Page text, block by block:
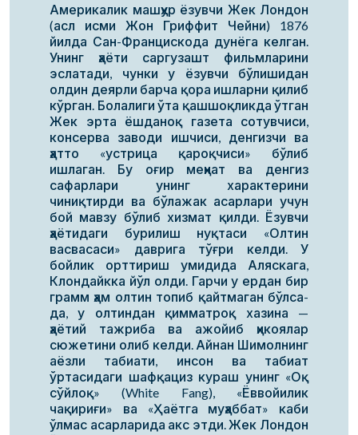
Америкалик машҳур ёзувчи Жек Лондон
(асл исми Жон Гриффит Чейни) 1876
йилда Сан-Францискода дунёга келган.
Унинг ҳаёти саргузашт фильмларини
эслатади, чунки у ёзувчи бўлишидан
олдин деярли барча қора ишларни қилиб
кўрган. Болалиги ўта қашшоқликда ўтган
Жек эрта ёшданоқ газета сотувчиси,
консерва заводи ишчиси, денгизчи ва
ҳатто «устрица қароқчиси» бўлиб
ишлаган. Бу оғир меҳнат ва денгиз
сафарлари унинг характерини
чиниқтирди ва бўлажак асарлари учун
бой мавзу бўлиб хизмат қилди. Ёзувчи
ҳаётидаги бурилиш нуқтаси «Олтин
васвасаси» даврига тўғри келди. У
бойлик орттириш умидида Аляскага,
Клондайкка йўл олди. Гарчи у ердан бир
грамм ҳам олтин топиб қайтмаган бўлса-
да, у олтиндан қимматроқ хазина —
ҳаётий тажриба ва ажойиб ҳикоялар
сюжетини олиб келди. Айнан Шимолнинг
аёзли табиати, инсон ва табиат
ўртасидаги шафқациз кураш унинг «Оқ
сўйлоқ» (White Fang), «Ёввойилик
чақириғи» ва «Ҳаётга муҳаббат» каби
ўлмас асарларида акс этди. Жек Лондон